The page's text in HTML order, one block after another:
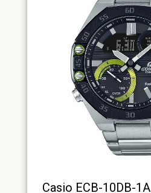
Casio ECB-10DB-1A